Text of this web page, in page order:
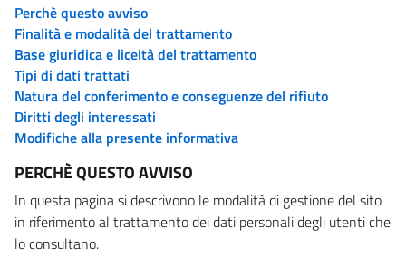
Perchè questo avviso
Finalità e modalità del trattamento
Base giuridica e liceità del trattamento
Tipi di dati trattati
Natura del conferimento e conseguenze del rifiuto
Diritti degli interessati
Modifiche alla presente informativa
PERCHÈ QUESTO AVVISO
In questa pagina si descrivono le modalità di gestione del sito
in riferimento al trattamento dei dati personali degli utenti che
lo consultano.